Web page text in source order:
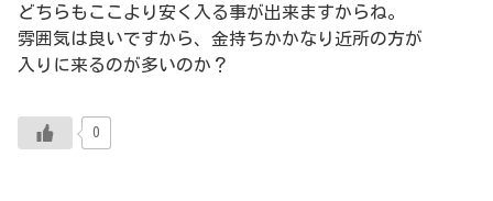
どちらもここより安く入る事が出来ますからね。
雰囲気は良いですから、金持ちかかなり近所の方が
入りに来るのが多いのか？
0